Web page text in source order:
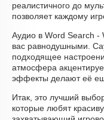
реалистичного до
позволяет каждому
Аудио в Word Search -
вас равнодушными.
подходящее
атмосфера
эффекты делают её
Итак, это лучший
которые любят